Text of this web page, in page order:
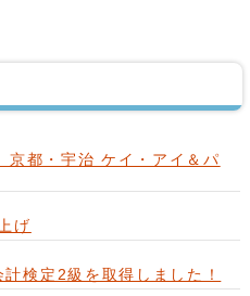
都・宇治 ケイ・アイ＆パ
げ
検定2級を取得しました！